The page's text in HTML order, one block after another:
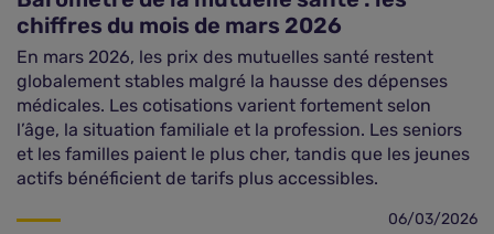
chiffres du mois de mars 2026
En mars 2026, les prix des mutuelles santé restent
globalement stables malgré la hausse des dépenses
médicales. Les cotisations varient fortement selon
l’âge, la situation familiale et la profession. Les seniors
et les familles paient le plus cher, tandis que les jeunes
actifs bénéficient de tarifs plus accessibles.
06/03/2026